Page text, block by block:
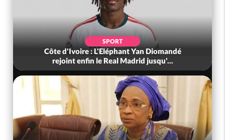
SPORT
Côte d'Ivoire : L'Eléphant Yan Diomandé
rejoint enfin le Real Madrid jusqu'...